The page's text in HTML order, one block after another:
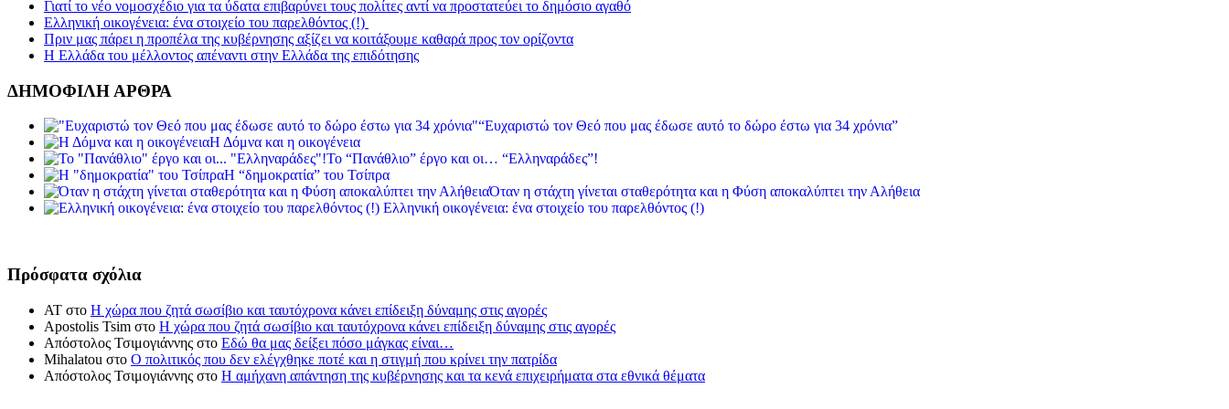
Γιατί το νέο νομοσχέδιο για τα ύδατα επιβαρύνει τους πολίτες αντί να προστατεύει το δημόσιο αγαθό
Ελληνική οικογένεια: ένα στοιχείο του παρελθόντος (!)
Πριν μας πάρει η προπέλα της κυβέρνησης αξίζει να κοιτάξουμε καθαρά προς τον ορίζοντα
Η Ελλάδα του μέλλοντος απέναντι στην Ελλάδα της επιδότησης
ΔΗΜΟΦΙΛΗ ΑΡΘΡΑ
“Ευχαριστώ τον Θεό που μας έδωσε αυτό το δώρο έστω για 34 χρόνια”
Η Δόμνα και η οικογένεια
Το “Πανάθλιο” έργο και οι… “Ελληναράδες”!
Η “δημοκρατία” του Τσίπρα
Όταν η στάχτη γίνεται σταθερότητα και η Φύση αποκαλύπτει την Αλήθεια
Ελληνική οικογένεια: ένα στοιχείο του παρελθόντος (!)
Πρόσφατα σχόλια
ΑΤ στο Η χώρα που ζητά σωσίβιο και ταυτόχρονα κάνει επίδειξη δύναμης στις αγορές
Apostolis Tsim στο Η χώρα που ζητά σωσίβιο και ταυτόχρονα κάνει επίδειξη δύναμης στις αγορές
Απόστολος Τσιμογιάννης στο Εδώ θα μας δείξει πόσο μάγκας είναι…
Mihalatou στο Ο πολιτικός που δεν ελέγχθηκε ποτέ και η στιγμή που κρίνει την πατρίδα
Απόστολος Τσιμογιάννης στο Η αμήχανη απάντηση της κυβέρνησης και τα κενά επιχειρήματα στα εθνικά θέματα